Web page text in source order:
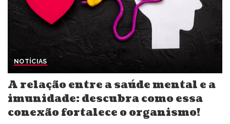
NOTÍCIAS
A relação entre a saúde mental e a
imunidade: descubra como essa
conexão fortalece o organismo!